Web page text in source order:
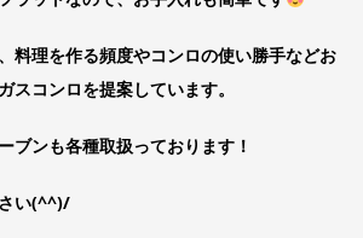
料理を作る頻度やコンロの使い勝手などお
スコンロを提案しています。
ブンも各種取扱っております！
い(^^)/